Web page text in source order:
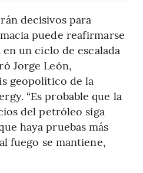
decisivos para
puede reafirmarse
un ciclo de escalada
Jorge León,
geopolítico de la
“Es probable que la
del petróleo siga
haya pruebas más
fuego se mantiene,